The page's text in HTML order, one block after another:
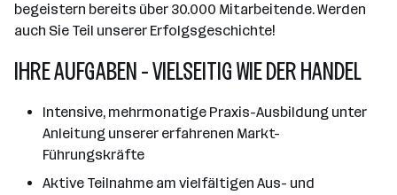
begeistern bereits über 30.000 Mitarbeitende. Werden
auch Sie Teil unserer Erfolgsgeschichte!
IHRE AUFGABEN - VIELSEITIG WIE DER HANDEL
Intensive, mehrmonatige Praxis-Ausbildung unter
Anleitung unserer erfahrenen Markt-
Führungskräfte
Aktive Teilnahme am vielfältigen Aus- und